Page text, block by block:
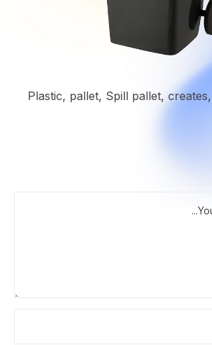
Plastic, pallet, Spill pallet,